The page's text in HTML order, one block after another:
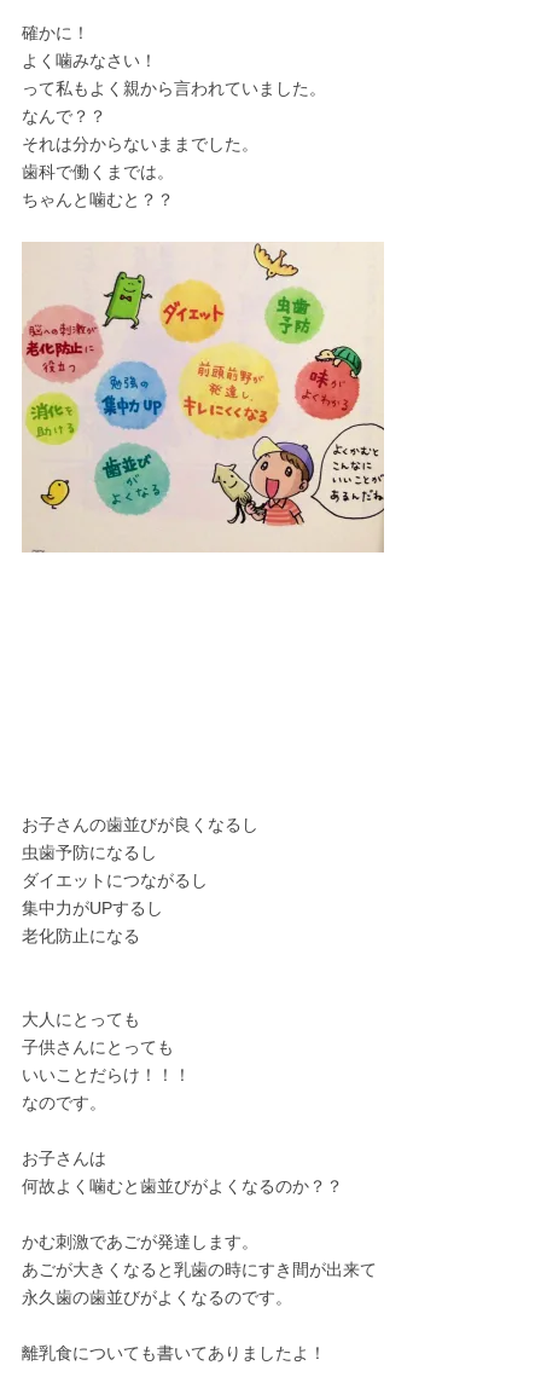
確かに！
よく噛みなさい！
って私もよく親から言われていました。
なんで？？
それは分からないままでした。
歯科で働くまでは。
ちゃんと噛むと？？
お子さんの歯並びが良くなるし
虫歯予防になるし
ダイエットにつながるし
集中力がUPするし
老化防止になる
大人にとっても
子供さんにとっても
いいことだらけ！！！
なのです。
お子さんは
何故よく噛むと歯並びがよくなるのか？？
かむ刺激であごが発達します。
あごが大きくなると乳歯の時にすき間が出来て
永久歯の歯並びがよくなるのです。
離乳食についても書いてありましたよ！